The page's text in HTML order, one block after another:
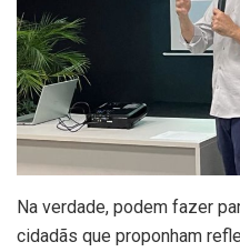
Na verdade, podem fazer
cidadãs que proponham